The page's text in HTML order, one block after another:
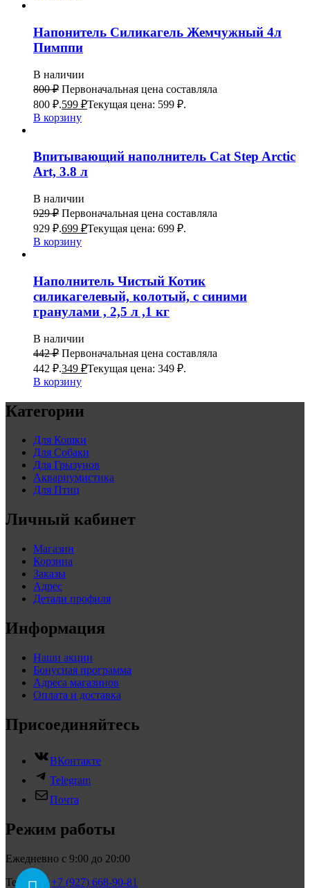
Напонитель Силикагель Жемчужный 4л
Пимппи
В наличии
800₽ Первоначальная цена составляла
800 ₽.599 ₽Текущая цена: 599 ₽.
В корзину
Впитывающий наполнитель Cat Step Arctic
Art, 3.8 л
В наличии
929₽ Первоначальная цена составляла
929 ₽.699 ₽Текущая цена: 699 ₽.
В корзину
Наполнитель Чистый Котик
силикагелевый, колотый, с синими
гранулами , 2,5 л ,1 кг
В наличии
442₽ Первоначальная цена составляла
442 ₽.349 ₽Текущая цена: 349 ₽.
В корзину
Категории
Для Кошки
Для Собаки
Для Грызунов
Аквариумистика
Для Птиц
Личный кабинет
Магазин
Корзина
Заказы
Адрес
Детали профиля
Информация
Наши акции
Бонусная программа
Адреса магазинов
Оплата и доставка
Присоединяйтесь
ВКонтакте
Telegram
Почта
Режим работы
Ежедневно с 9:00 до 20:00
Телефон:+7 (927) 668-90-81